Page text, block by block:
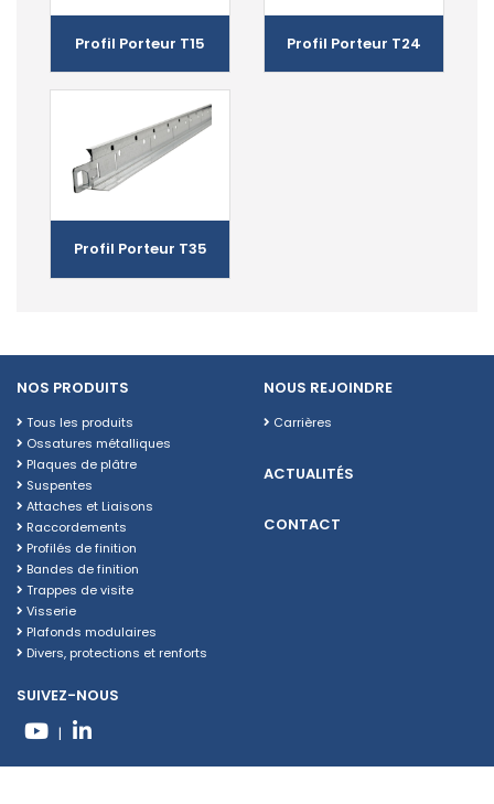
Profil Porteur T15 Profil Porteur T24
Profil Porteur T35
NOS PRODUITS
Tous les produits
Ossatures métalliques
Plaques de plâtre
Suspentes
Attaches et Liaisons
Raccordements
Profilés de finition
Bandes de finition
Trappes de visite
Visserie
Plafonds modulaires
Divers, protections et renforts
NOUS REJOINDRE
Carrières
ACTUALITÉS
CONTACT
SUIVEZ-NOUS
|